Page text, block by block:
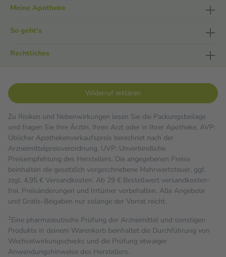
Meine Apotheke
So geht's
Rechtliches
Widerruf erklären
Zu Risiken und Nebenwirkungen lesen Sie die Packungsbeilage
und fragen Sie Ihre Ärztin, Ihren Arzt oder in Ihrer Apotheke. AVP:
Üblicher Apothekenverkaufspreis berechnet nach der
Arzneimittelpreisverordnung. UVP: Unverbindliche
Preisempfehlung des Herstellers. Die angegebenen Preise
beinhalten die gesetzlich vorgeschriebene Mehrwertsteuer, ggf.
zzgl. 4,95 € Versandkosten. Ab 29 € Bestell­wert versand­kosten­
frei. Preisänderungen und Irrtümer vorbehalten. Alle Angebote
und Gratis-Beigaben nur solange der Vorrat reicht.
1Eine pharmazeutische Prüfung der Arzneimittel und sonstigen
Produkte in deinem Warenkorb beinhaltet die Durchführung von
Wechselwirkungschecks und die Prüfung etwaiger
Anwendungshinweise des Herstellers.